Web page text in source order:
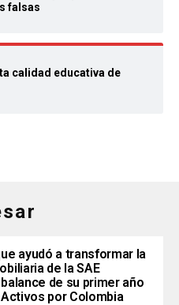
falsas
calidad educativa de
ayudó a transformar la
de la SAE
de su primer año
por Colombia